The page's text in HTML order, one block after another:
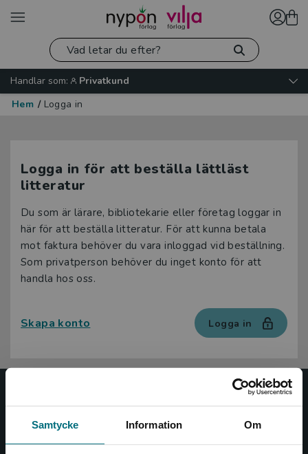
Samtycke Information Om
Handlar som:
Privatkund
Hem / Logga in
Logga in för att beställa lättläst
litteratur
Du som är lärare, bibliotekarie eller företag loggar in
här för att beställa litteratur. För att kunna betala
mot faktura behöver du vara inloggad vid beställning.
Som privatperson behöver du inget konto för att
handla hos oss.
Skapa konto Logga in
Nypon och Vilja
Nypon och Vilja förlag ger ut böcker som väcker läslust